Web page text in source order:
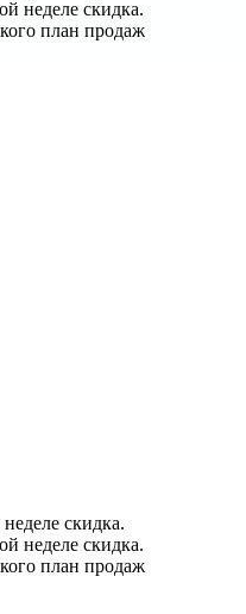
план продаж
скидка.
план продаж